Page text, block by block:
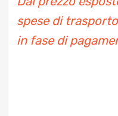
Dal prezzo
spese di